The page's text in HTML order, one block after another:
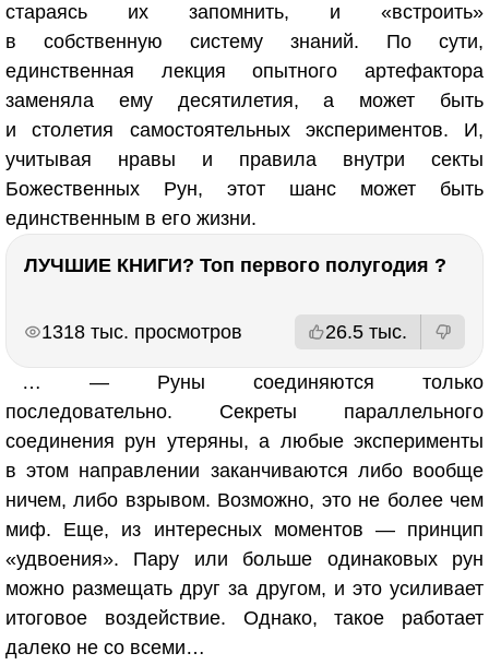
стараясь их запомнить, и «встроить»
в собственную систему знаний. По сути,
единственная лекция опытного артефактора
заменяла ему десятилетия, а может быть
и столетия самостоятельных экспериментов. И,
учитывая нравы и правила внутри секты
Божественных Рун, этот шанс может быть
единственным в его жизни.
ЛУЧШИЕ КНИГИ? Топ первого полугодия ?
1318 тыс. просмотров 26.5 тыс.
… — Руны соединяются только
последовательно. Секреты параллельного
соединения рун утеряны, а любые эксперименты
в этом направлении заканчиваются либо вообще
ничем, либо взрывом. Возможно, это не более чем
миф. Еще, из интересных моментов — принцип
«удвоения». Пару или больше одинаковых рун
можно размещать друг за другом, и это усиливает
итоговое воздействие. Однако, такое работает
далеко не со всеми…